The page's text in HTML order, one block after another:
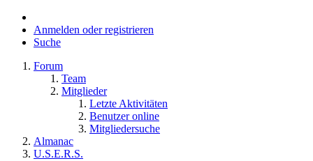
Anmelden oder registrieren
Suche
Forum
Team
Mitglieder
Letzte Aktivitäten
Benutzer online
Mitgliedersuche
Almanac
U.S.E.R.S.